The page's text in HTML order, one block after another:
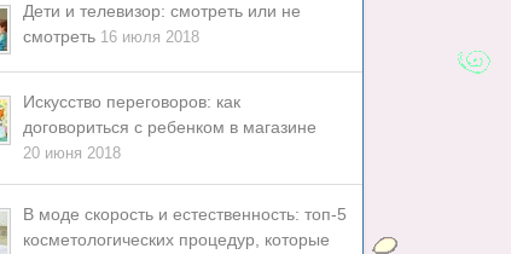
Дети и телевизор: смотреть или не
смотреть 16 июля 2018
Искусство переговоров: как
договориться с ребенком в магазине
20 июня 2018
В моде скорость и естественность: топ-5
косметологических процедур, которые